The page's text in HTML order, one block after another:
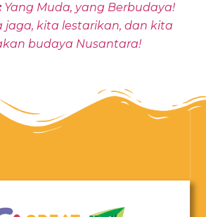
Yang Muda, yang Berbudaya!
jaga, kita lestarikan, dan kita
budaya Nusantara!